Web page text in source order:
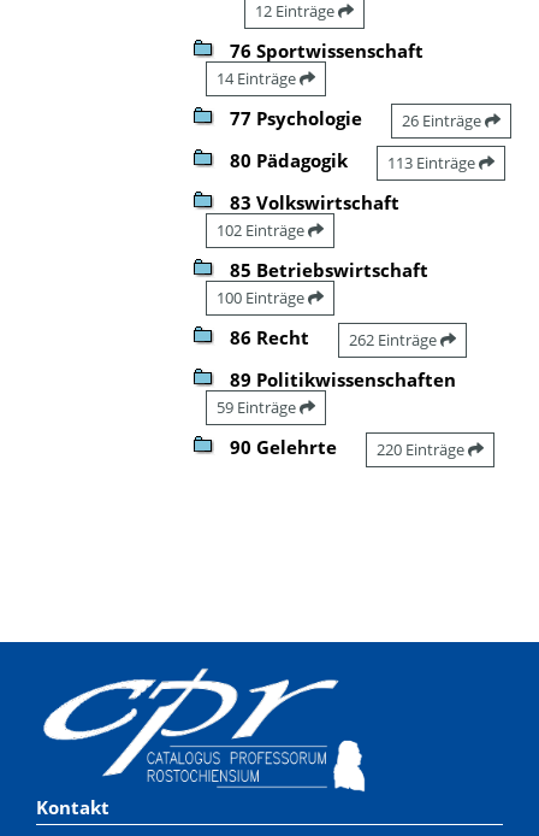
12 Einträge
76 Sportwissenschaft
14 Einträge
77 Psychologie 26 Einträge
80 Pädagogik 113 Einträge
83 Volkswirtschaft
102 Einträge
85 Betriebswirtschaft
100 Einträge
86 Recht 262 Einträge
89 Politikwissenschaften
59 Einträge
90 Gelehrte 220 Einträge
Kontakt